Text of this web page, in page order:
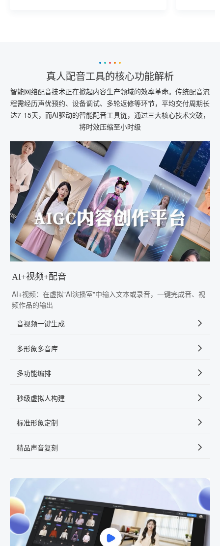
真人配音工具的核心功能解析
智能网络配音技术正在掀起内容生产领域的效率革命。传统配音流
程需经历声优预约、设备调试、多轮返修等环节，平均交付周期长
达7-15天，而AI驱动的智能配音工具链，通过三大核心技术突破，
将时效压缩至小时级
AI+视频+配音
AI+视频：在虚拟"AI演播室"中输入文本或录音，一键完成音、视
频作品的输出
音视频一键生成
多形象多音库
多功能编排
秒级虚拟人构建
标准形象定制
精品声音复刻